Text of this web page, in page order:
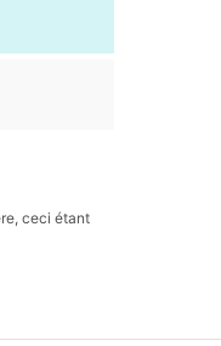
ceci étant